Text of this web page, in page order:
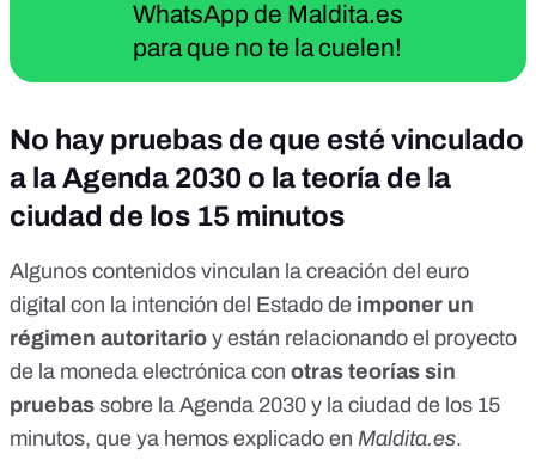
WhatsApp de Maldita.es
para que no te la cuelen!
No hay pruebas de que esté vinculado
a la Agenda 2030 o la teoría de la
ciudad de los 15 minutos
Algunos contenidos vinculan la creación del euro
digital con la intención del Estado de imponer un
régimen autoritario y están relacionando el proyecto
de la moneda electrónica con otras teorías sin
pruebas sobre la Agenda 2030 y la ciudad de los 15
minutos, que ya hemos explicado en Maldita.es.